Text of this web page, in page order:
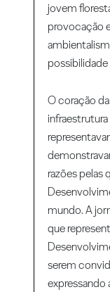
jovem
provocação
possibilidade
O coração
razões pelas
mundo. A
que
serem
expressando